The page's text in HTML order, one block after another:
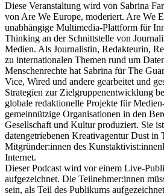
Diese Veranstaltung wird von Sabrina
von Are We Europe, moderiert. Are We
unabhängige Multimedia-Plattform für
Thinking an der Schnittstelle von
Medien. Als Journalistin, Redakteurin,
zu internationalen Themen rund um
Menschenrechte hat Sabrina für The
Vice, Wired und andere gearbeitet und
Strategien zur Zielgruppenentwicklung
globale redaktionelle Projekte für
gemeinnützige Organisationen in den
Gesellschaft und Kultur produziert. Sie
datengetriebenen Kreativagentur Dust in
Mitgründer:innen des
Internet.
Dieser Podcast wird vor einem Live-
aufgezeichnet. Die Teilnehmer:innen
sein, als Teil des Publikums